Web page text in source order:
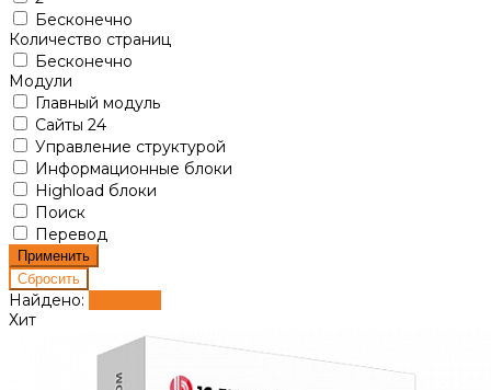
Бесконечно
Количество страниц
Бесконечно
Модули
Главный модуль
Сайты 24
Управление структурой
Информационные блоки
Highload блоки
Поиск
Перевод
Найдено:
Хит